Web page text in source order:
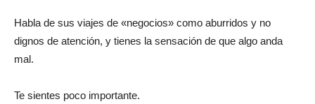
Habla de sus viajes de «negocios» como aburridos y no
dignos de atención, y tienes la sensación de que algo anda
mal.
Te sientes poco importante.